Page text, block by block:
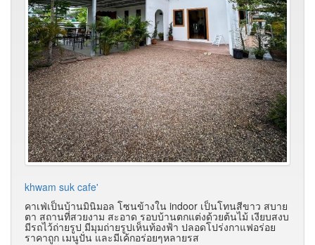
khwam suk cafe'
คาเฟ่เป็นบ้านมินิมอล โซนข้างใน indoor เป็นโทนสีขาว สบาย
ตา สถานที่สวยงาม สะอาด รอบบ้านตกแต่งด้วยต้นไม้ เงียบสงบ
มีรถไว้ถ่ายรูป มีมุมถ่ายรูปเห็นท้องฟ้า ปลอดโปร่งกาแฟอร่อย
ราคาถูก เมนูปั่น และมีเค้กอร่อยๆหลายรส